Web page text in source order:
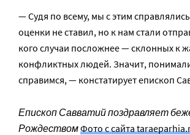
— Судя по всему, мы с этим
оценки не ставил, но к нам стали
кого случаи посложнее — склонных к
конфликтных людей. Значит,
справимся, — констатирует епископ
Епископ Савватий поздравляет
РождествомФото с сайта